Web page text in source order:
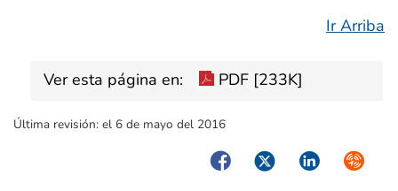
Ir Arriba
Ver esta página en: PDF [233K]
Última revisión: el 6 de mayo del 2016
FacebookTwitterLinkedIn